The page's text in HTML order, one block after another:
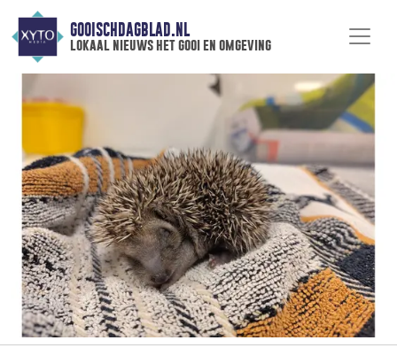
GOOISCHDAGBLAD.NL
lokaal nieuws het gooi en omgeving